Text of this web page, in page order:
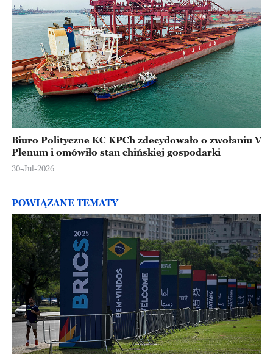
Biuro Polityczne KC KPCh zdecydowało o zwołaniu V
Plenum i omówiło stan chińskiej gospodarki
30-Jul-2026
POWIĄZANE TEMATY